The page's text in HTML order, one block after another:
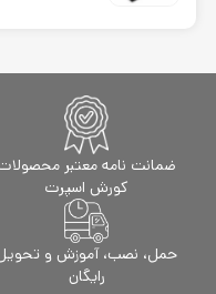
ضمانت نامه معتبر
کورش اسپرت
حمل، نصب، آموزش و
رایگان